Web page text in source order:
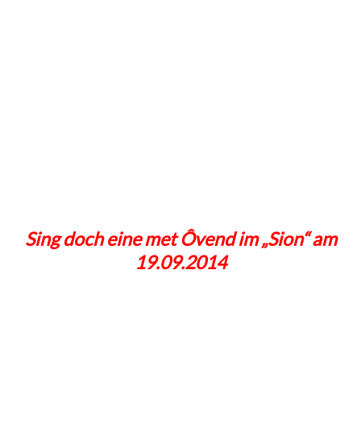
Sing doch eine met Ôvend im „Sion“ am
19.09.2014